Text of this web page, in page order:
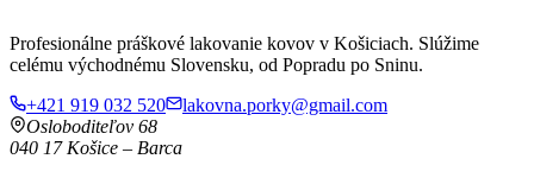
Profesionálne práškové lakovanie kovov v Košiciach. Slúžime
celému východnému Slovensku, od Popradu po Sninu.
+421 919 032 520
lakovna.porky@gmail.com
Osloboditeľov 68
040 17 Košice – Barca